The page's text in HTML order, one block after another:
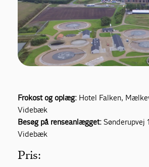
Frokost og oplæg: Hotel Falken,
Videbæk
Besøg på renseanlægget: Sønderupvej
Videbæk
Pris: